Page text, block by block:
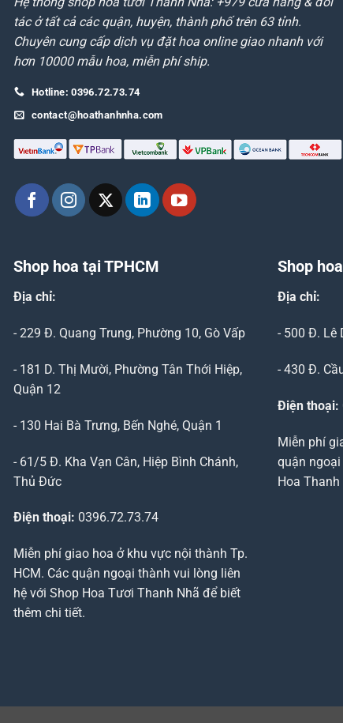
tác ở tất cả các quận, huyện, thành phố trên 63 tỉnh.
Chuyên cung cấp dịch vụ đặt hoa online giao nhanh với
hơn 10000 mẫu hoa, miễn phí ship.
Hotline: 0396.72.73.74
contact@hoathanhnha.com
Shop hoa tại TPHCM
Địa chỉ:
- 229 Đ. Quang Trung, Phường 10, Gò Vấp
- 181 D. Thị Mười, Phường Tân Thới Hiệp,
Quận 12
- 130 Hai Bà Trưng, Bến Nghé, Quận 1
- 61/5 Đ. Kha Vạn Cân, Hiệp Bình Chánh,
Thủ Đức
Điện thoại: 0396.72.73.74
Miễn phí giao hoa ở khu vực nội thành Tp.
HCM. Các quận ngoại thành vui lòng liên
hệ với Shop Hoa Tươi Thanh Nhã để biết
thêm chi tiết.
Shop
Địa chỉ:
- 500 Đ. Lê
- 430 Đ.
Điện thoại:
Miễn phí
quận
Hoa